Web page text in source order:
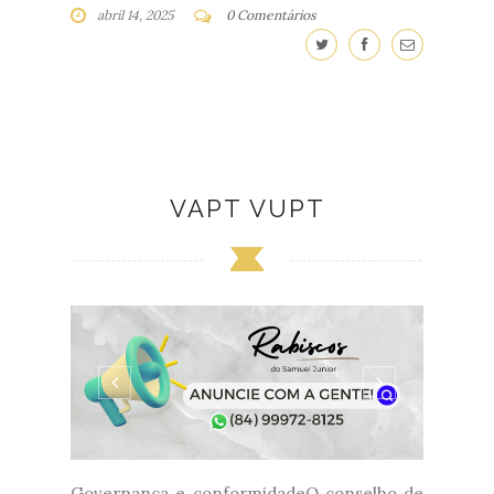
abril 14, 2025 0 Comentários
VAPT VUPT